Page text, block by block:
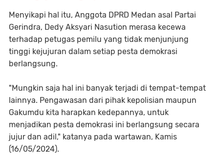
Menyikapi hal itu, Anggota DPRD Medan asal Partai
Gerindra, Dedy Aksyari Nasution merasa kecewa
terhadap petugas pemilu yang tidak menjunjung
tinggi kejujuran dalam setiap pesta demokrasi
berlangsung.
"Mungkin saja hal ini banyak terjadi di tempat-tempat
lainnya. Pengawasan dari pihak kepolisian maupun
Gakumdu kita harapkan kedepannya, untuk
menjadikan pesta demokrasi ini berlangsung secara
jujur dan adil," katanya pada wartawan, Kamis
(16/05/2024).